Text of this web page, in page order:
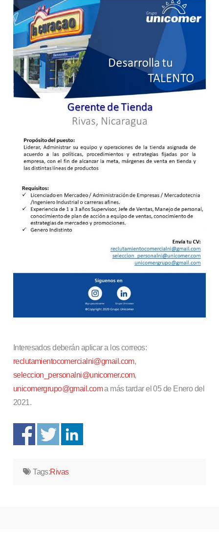
Interesados deberán aplicar a los correos:
reclutamientocomercialni@gmail.com,
seleccion_personalni@unicomer.com,
unicomergrupo@gmail.coma más tardar el 05 de Enero del
2021.
Tags:Rivas